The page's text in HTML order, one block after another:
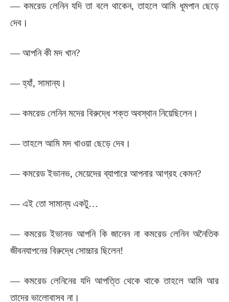
— কমরেড লেনিন যদি তা বলে থাকেন, তাহলে আমি ধূমপান ছেড়ে
দেব।
— আপনি কী মদ খান?
— হ্যাঁ, সামান্য।
— কমরেড লেনিন মদের বিরুদ্ধে শক্ত অবস্থান নিয়েছিলেন।
— তাহলে আমি মদ খাওয়া ছেড়ে দেব।
— কমরেড ইভানভ, মেয়েদের ব্যাপারে আপনার আগ্রহ কেমন?
— এই তো সামান্য একটু…
— কমরেড ইভানভ আপনি কি জানেন না কমরেড লেনিন অনৈতিক
জীবনযাপনের বিরুদ্ধে সোচ্চার ছিলেন!
— কমরেড লেনিনের যদি আপত্তি থেকে থাকে তাহলে আমি আর
তাদের ভালোবাসব না।